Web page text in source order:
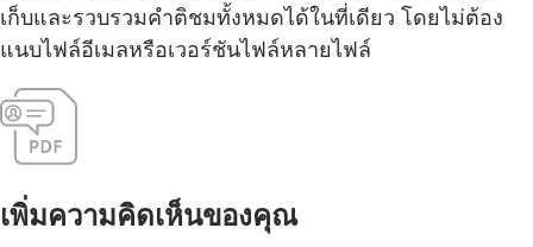
เก็บและรวบรวมคำติชมทั้งหมดได้ในที่เดียว โดยไม่ต้อง
แนบไฟล์อีเมลหรือเวอร์ชันไฟล์หลายไฟล์
เพิ่มความคิดเห็นของคุณ